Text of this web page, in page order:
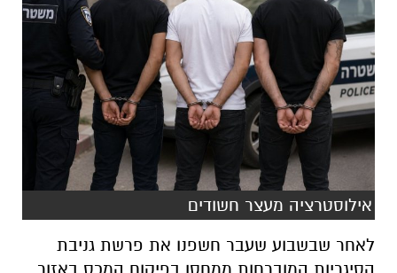
אילוסטרציה מעצר חשודים
לאחר שבשבוע שעבר חשפנו את פרשת גניבת
הסיגריות המוברחות ממחסן בפיקוח המכס באזור